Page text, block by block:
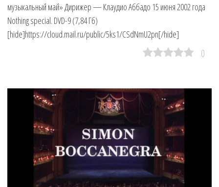
музыкальный май» Дирижер — Клаудио Аббадо 15 июня 2002 года
Nothing special. DVD-9 (7,84 Гб)
[hide]https://cloud.mail.ru/public/5ks1/CSdNmU2pn[/hide]
0